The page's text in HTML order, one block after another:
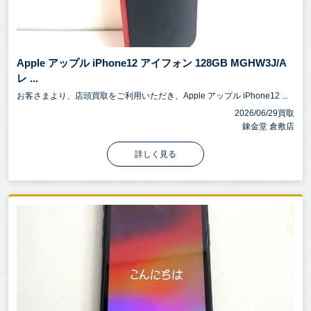
Apple アップル iPhone12 アイフォン 128GB MGHW3J/A
レ ...
お客さまより、店頭買取をご利用いただき、Apple アップル iPhone12 ...
2026/06/29買取
錬金堂 倉敷店
詳しく見る